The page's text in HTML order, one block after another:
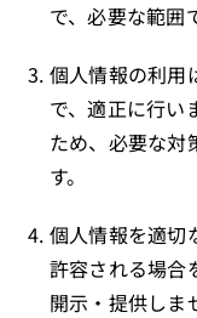
で、必要な範囲
個人情報の利用
で、適正に行い
ため、必要な対
す。
個人情報を適切
許容される場合
開示・提供しま